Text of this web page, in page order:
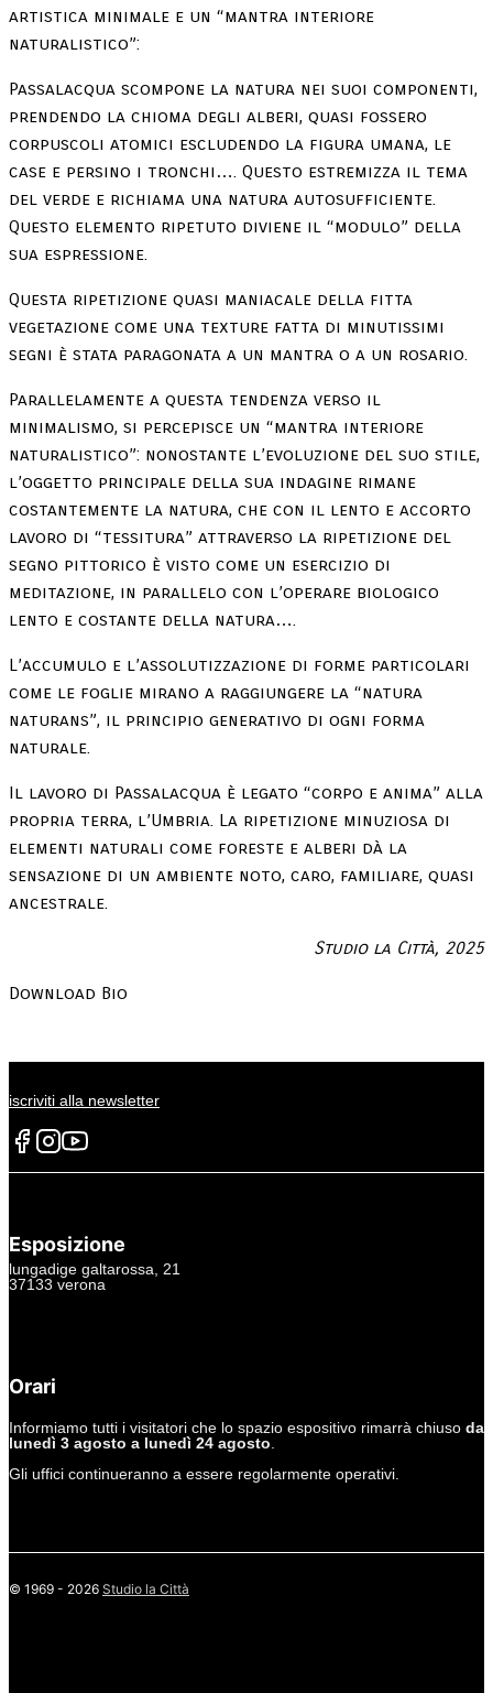
artistica minimale e un “mantra interiore
naturalistico”:
Passalacqua scompone la natura nei suoi componenti,
prendendo la chioma degli alberi, quasi fossero
corpuscoli atomici escludendo la figura umana, le
case e persino i tronchi…. Questo estremizza il tema
del verde e richiama una natura autosufficiente.
Questo elemento ripetuto diviene il “modulo” della
sua espressione.
Questa ripetizione quasi maniacale della fitta
vegetazione come una texture fatta di minutissimi
segni è stata paragonata a un mantra o a un rosario.
Parallelamente a questa tendenza verso il
minimalismo, si percepisce un “mantra interiore
naturalistico”: nonostante l’evoluzione del suo stile,
l’oggetto principale della sua indagine rimane
costantemente la natura, che con il lento e accorto
lavoro di “tessitura” attraverso la ripetizione del
segno pittorico è visto come un esercizio di
meditazione, in parallelo con l’operare biologico
lento e costante della natura….
L’accumulo e l’assolutizzazione di forme particolari
come le foglie mirano a raggiungere la “natura
naturans”, il principio generativo di ogni forma
naturale.
Il lavoro di Passalacqua è legato “corpo e anima” alla
propria terra, l’Umbria. La ripetizione minuziosa di
elementi naturali come foreste e alberi dà la
sensazione di un ambiente noto, caro, familiare, quasi
ancestrale.
Studio la Città, 2025
Download Bio
iscriviti alla newsletter
Esposizione
lungadige galtarossa, 21
37133 verona
Orari
Informiamo tutti i visitatori che lo spazio espositivo rimarrà chiuso da
lunedì 3 agosto a lunedì 24 agosto.
Gli uffici continueranno a essere regolarmente operativi.
© 1969 - 2026 Studio la Città